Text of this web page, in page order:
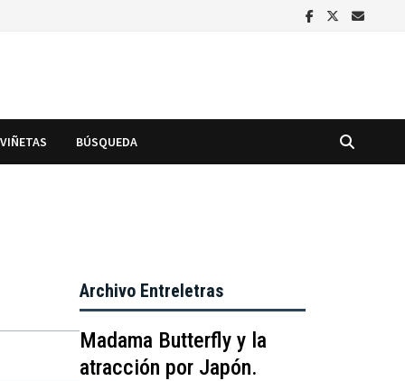
VIÑETAS BÚSQUEDA
Archivo Entreletras
Madama Butterfly y la
atracción por Japón.